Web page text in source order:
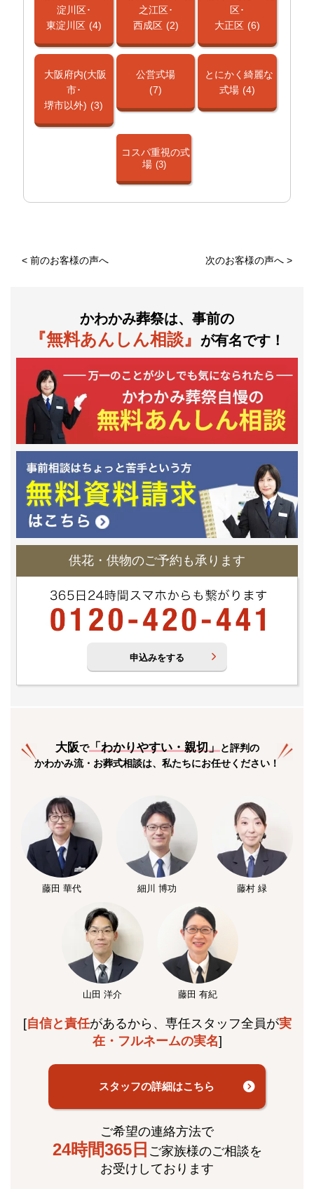
淀川区･
東淀川区 (4)
之江区･
西成区 (2)
区･
大正区 (6)
大阪府内(大阪
市･
堺市以外) (3)
公営式場
(7)
とにかく綺麗な
式場 (4)
コスパ重視の式
場 (3)
<前のお客様の声へ 次のお客様の声へ>
かわかみ葬祭は、事前の
『無料あんしん相談』 が有名です！
供花・供物のご予約も承ります
申込みをする
大阪で「わかりやすい・親切」と評判の
かわかみ流・お葬式相談は、私たちにお任せください！
藤田 華代 細川 博功 藤村 緑
山田 洋介 藤田 有紀
[自信と責任があるから、専任スタッフ全員が実
在・フルネームの実名]
スタッフの詳細はこちら
ご希望の連絡方法で
24時間365日 ご家族様のご相談を
お受けしております